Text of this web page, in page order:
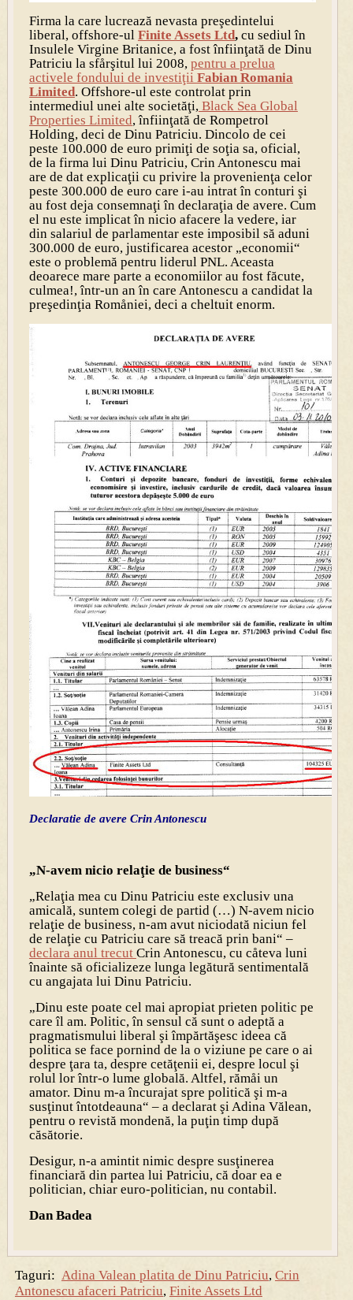
Firma la care lucrează nevasta preşedintelui
liberal, offshore-ul Finite Assets Ltd,cu sediul în
Insulele Virgine Britanice, a fost înfiinţată de Dinu
Patriciu la sfårşitul lui 2008, pentru a prelua
activele fondului de investiţii Fabian Romania
Limited. Offshore-ul este controlat prin
intermediul unei alte societăţi,Black Sea Global
Properties Limited, înfiinţată de Rompetrol
Holding, deci de Dinu Patriciu. Dincolo de cei
peste 100.000 de euro primiţi de soţia sa, oficial,
de la firma lui Dinu Patriciu, Crin Antonescu mai
are de dat explicaţii cu privire la provenienţa celor
peste 300.000 de euro care i-au intrat în conturi şi
au fost deja consemnaţi în declaraţia de avere. Cum
el nu este implicat în nicio afacere la vedere, iar
din salariul de parlamentar este imposibil să aduni
300.000 de euro, justificarea acestor „economii“
este o problemă pentru liderul PNL. Aceasta
deoarece mare parte a economiilor au fost făcute,
culmea!, într-un an în care Antonescu a candidat la
preşedinţia Romåniei, deci a cheltuit enorm.
Declaratie de avere Crin Antonescu
„N-avem nicio relaţie de business“
„Relaţia mea cu Dinu Patriciu este exclusiv una
amicală, suntem colegi de partid (…) N-avem nicio
relaţie de business, n-am avut niciodată niciun fel
de relaţie cu Patriciu care să treacă prin bani“ –
declara anul trecut Crin Antonescu, cu cåteva luni
înainte să oficializeze lunga legătură sentimentală
cu angajata lui Dinu Patriciu.
„Dinu este poate cel mai apropiat prieten politic pe
care îl am. Politic, în sensul că sunt o adeptă a
pragmatismului liberal şi împărtăşesc ideea că
politica se face pornind de la o viziune pe care o ai
despre ţara ta, despre cetăţenii ei, despre locul şi
rolul lor într-o lume globală. Altfel, rămåi un
amator. Dinu m-a încurajat spre politică şi m-a
susţinut întotdeauna“ – a declarat şi Adina Vălean,
pentru o revistă mondenă, la puţin timp după
căsătorie.
Desigur, n-a amintit nimic despre susţinerea
financiară din partea lui Patriciu, că doar ea e
politician, chiar euro-politician, nu contabil.
DanBadea
Taguri: Adina Valean platita de Dinu Patriciu, Crin
Antonescu afaceri Patriciu, Finite Assets Ltd